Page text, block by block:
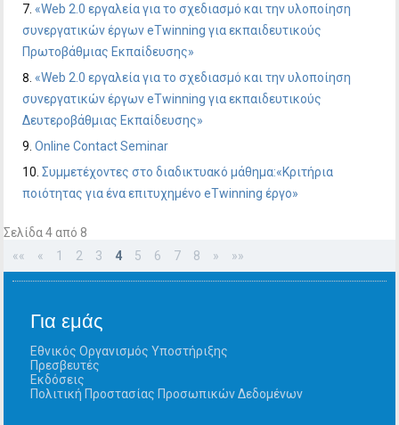
«Web 2.0 εργαλεία για το σχεδιασμό και την υλοποίηση
συνεργατικών έργων eTwinning για εκπαιδευτικούς
Πρωτοβάθμιας Εκπαίδευσης»
«Web 2.0 εργαλεία για το σχεδιασμό και την υλοποίηση
συνεργατικών έργων eTwinning για εκπαιδευτικούς
Δευτεροβάθμιας Εκπαίδευσης»
Online Contact Seminar
Συμμετέχοντες στο διαδικτυακό μάθημα:«Κριτήρια
ποιότητας για ένα επιτυχημένο eTwinning έργο»
Σελίδα 4 από 8
««
« 1 2 3 4 5 6 7 8 » »»
Για εμάς
Εθνικός Οργανισμός Υποστήριξης
Πρεσβευτές
Εκδόσεις
Πολιτική Προστασίας Προσωπικών Δεδομένων